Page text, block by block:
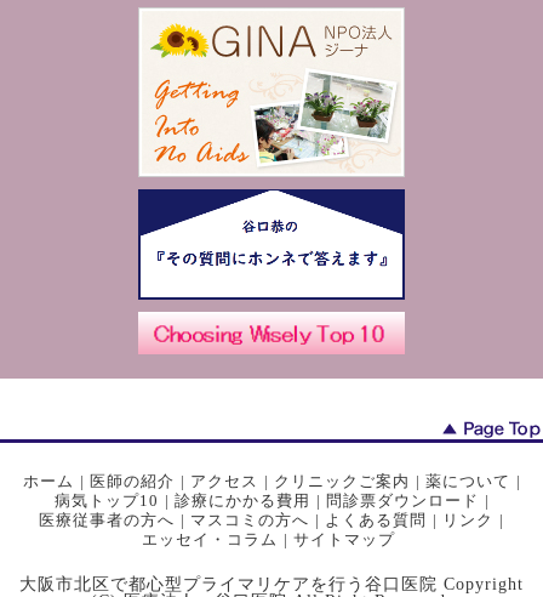
ホーム | 医師の紹介 | アクセス | クリニックご案内 | 薬について |
病気トップ10 | 診療にかかる費用 | 問診票ダウンロード |
医療従事者の方へ | マスコミの方へ | よくある質問 | リンク |
エッセイ・コラム | サイトマップ
大阪市北区で都心型プライマリケアを行う谷口医院 Copyright